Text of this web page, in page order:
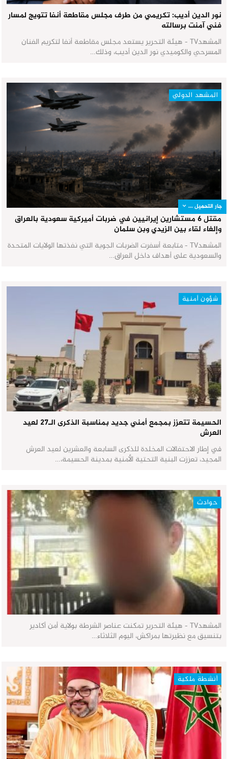
نور الدين أديب: تكريمي من طرف مجلس مقاطعة أنفا تتويج لمسار
فني آمنت برسالته
المشهدTV - هيئة التحرير يستعد مجلس مقاطعة أنفا لتكريم الفنان
المسرحي والكوميدي نور الدين أديب، وذلك…
المشهد الدولي
مقتل 6 مستشارين إيرانيين في ضربات أميركية سعودية بالعراق
وإلغاء لقاء بين الزيدي وبن سلمان
المشهدTV - متابعة أسفرت الضربات الجوية التي نفذتها الولايات المتحدة
والسعودية على أهداف داخل العراق…
شؤون أمنية
الحسيمة تتعزز بمجمع أمني جديد بمناسبة الذكرى الـ27 لعيد
العرش
في إطار الاحتفالات المخلدة للذكرى السابعة والعشرين لعيد العرش
المجيد، تعززت البنية التحتية الأمنية بمدينة الحسيمة،…
حوادث
المشهدTV - هيئة التحرير تمكنت عناصر الشرطة بولاية أمن أكادير
بتنسيق مع نظيرتها بمراكش، اليوم الثلاثاء…
أنشطة ملكية
جار التحميل ...